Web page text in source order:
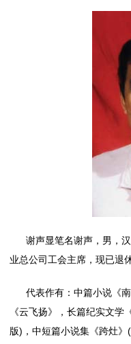
谢声显笔名谢声，男，
业总公司工会主席，现已退休
代表作有：中篇小说《
《云飞扬》，长篇纪实文
版)，中短篇小说集《跨灶